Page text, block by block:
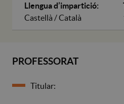
Llengua d’impartició:
Castellà / Català
PROFESSORAT
Titular: